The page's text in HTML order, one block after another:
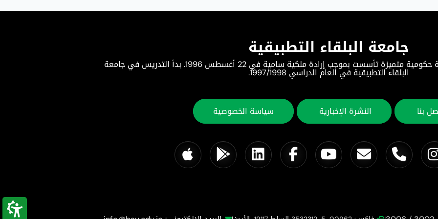
جامعة البلقاء التطبيقية
جامعة البلقاء التطبيقية هي جامعة حكومية متميزة تأسست بموجب إرادة ملكية سامية في 22 أغسطس 1996. بدأ التدريس في جامعة
البلقاء التطبيقية في العام الدراسي 1997/1998.
بنا النشرة الإخبارية سياسة الخصوصية